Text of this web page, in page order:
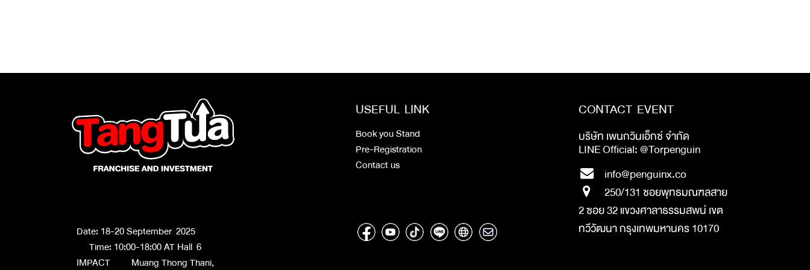
CONTACT EVENT
บริษัท เพนกวินเอ็กซ์ จำกัด
LINE Official: @Torpenguin
info@penguinx.co
250/131 ซอยพุทธมณฑลสาย
2 ซอย 32 แขวงศาลาธรรมสพน์ เขต
ทวีวัฒนา กรุงเทพมหานคร 10170
USEFUL LINK
Book you Stand
Pre-Registration
Contact us
Date: 18-20 September 2025
Time: 10:00-18:00 AT Hall 6
IMPACT Muang Thong Thani,